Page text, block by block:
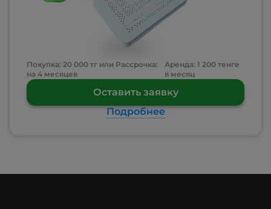
Покупка: 20 000 тг или Рассрочка:
на 4 месяцев
Аренда: 1 200 тенге
в месяц
Оставить заявку
Подробнее